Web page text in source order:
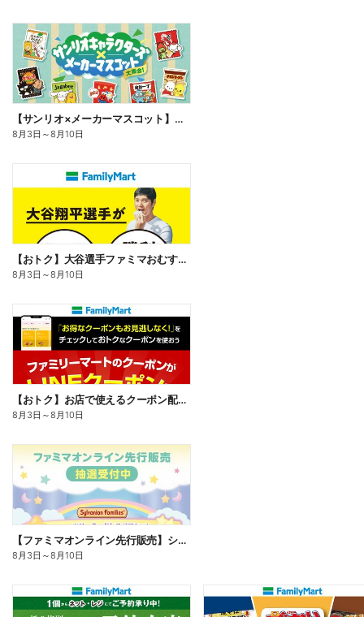
【サンリオ×メーカーマスコット】オリジナルグッズ貰える!
8月3日 ～8月10日
【おトク】大谷選手ファミマおむすび割
8月3日 ～8月10日
【おトク】お店で使えるクーポン配信中
8月3日 ～8月10日
【ファミマオンライン先行販売】シルバニアファミリー
8月3日 ～8月10日